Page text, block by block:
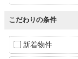
こだわりの条件
新着物件